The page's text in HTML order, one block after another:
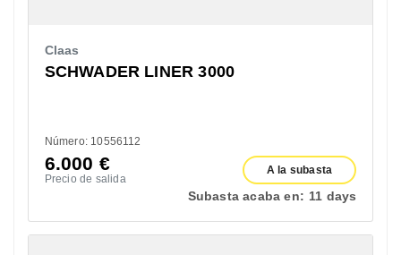
Claas
SCHWADER LINER 3000
Número: 10556112
6.000 €
Precio de salida
A la subasta
Subasta acaba en: 11 days